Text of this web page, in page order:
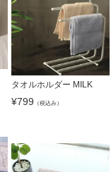
タオルホルダー MILK
¥799 （税込み）